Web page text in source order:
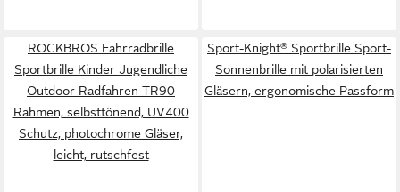
ROCKBROS Fahrradbrille
Sportbrille Kinder Jugendliche
Outdoor Radfahren TR90
Rahmen, selbsttönend, UV400
Schutz, photochrome Gläser,
leicht, rutschfest
Sport-Knight® Sportbrille Sport-
Sonnenbrille mit polarisierten
Gläsern, ergonomische Passform